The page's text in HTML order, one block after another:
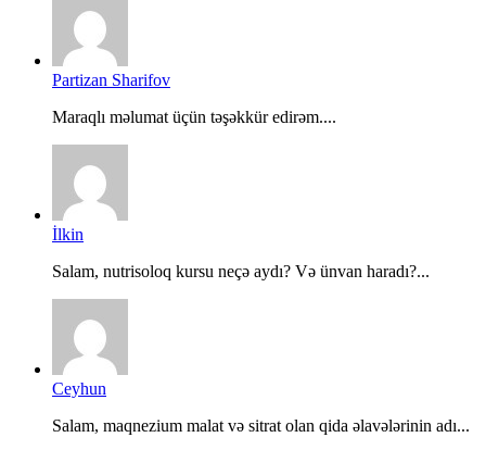
Partizan Sharifov
Maraqlı məlumat üçün təşəkkür edirəm....
İlkin
Salam, nutrisoloq kursu neçə aydı? Və ünvan haradı?...
Ceyhun
Salam, maqnezium malat və sitrat olan qida əlavələrinin adı...